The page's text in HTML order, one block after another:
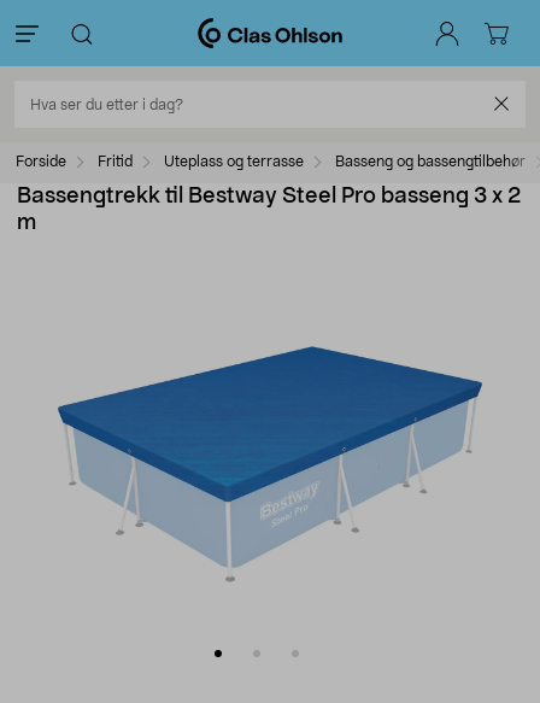
Forside Fritid Uteplass og terrasse Basseng og bassengtilbehør
Bassengtrekk til Bestway Steel Pro basseng 3 x 2
m